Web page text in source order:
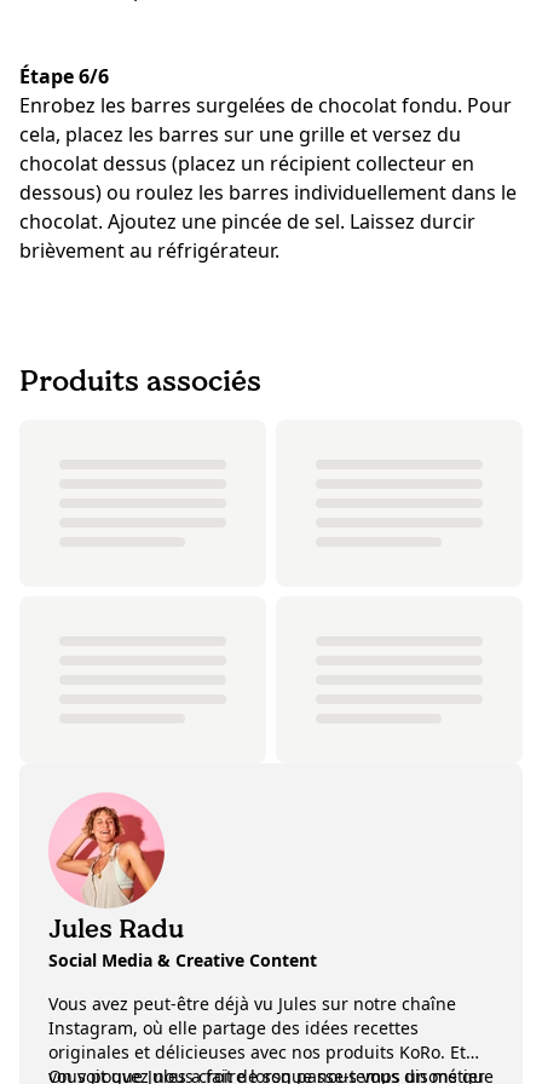
Étape 6/6
Enrobez les barres surgelées de chocolat fondu. Pour
cela, placez les barres sur une grille et versez du
chocolat dessus (placez un récipient collecteur en
dessous) ou roulez les barres individuellement dans le
chocolat. Ajoutez une pincée de sel. Laissez durcir
brièvement au réfrigérateur.
Produits associés
Jules Radu
Social Media & Creative Content
Vous avez peut-être déjà vu Jules sur notre chaîne
Instagram, où elle partage des idées recettes
originales et délicieuses avec nos produits KoRo. Et
vous pouvez nous croire lorsque nous vous disons que
On voit que Jules a fait de son passe-temps un métier